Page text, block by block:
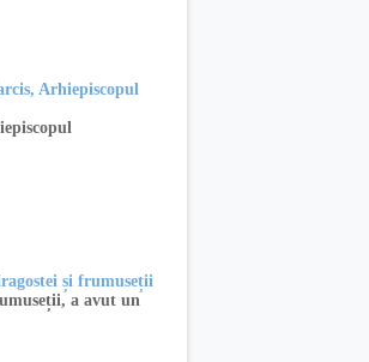
Arhiepiscopul
și frumuseții
a avut un